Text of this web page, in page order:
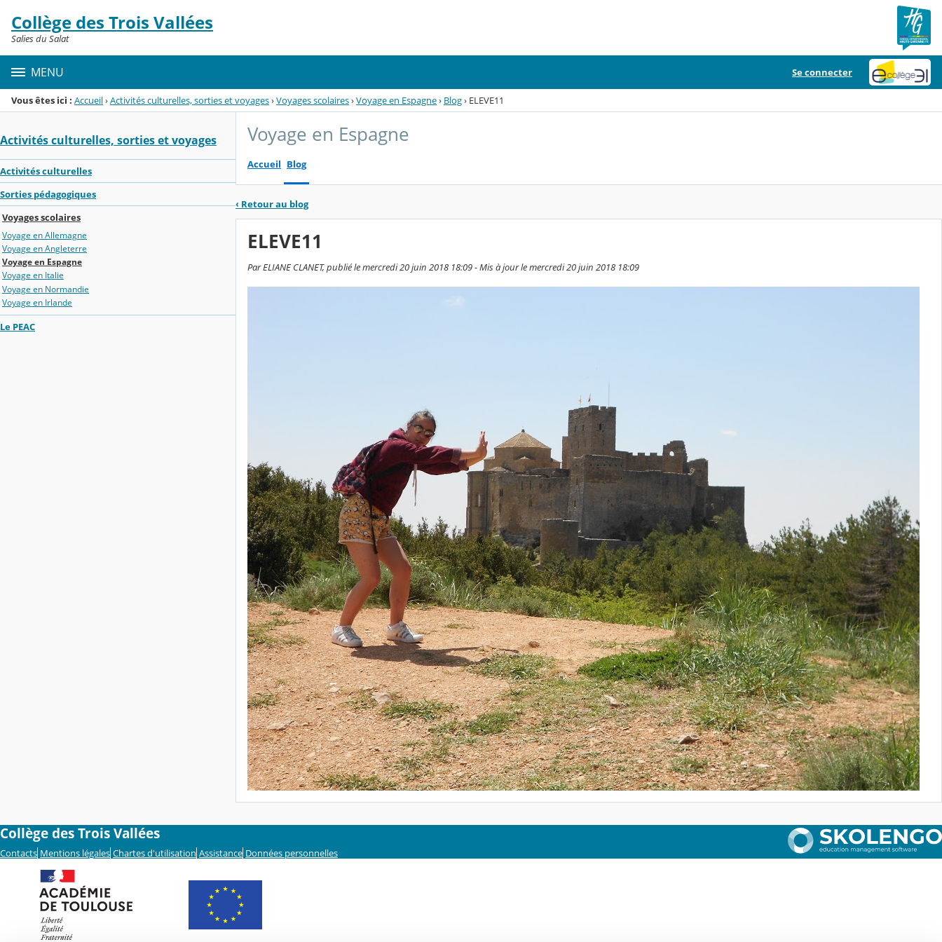
Menu de la rubrique
Contenu
Collège des Trois Vallées
Salies du Salat
MENU Se connecter
Vous êtes ici : Accueil›Activités culturelles, sorties et voyages›Voyages scolaires›Voyage en Espagne› Blog› ELEVE11
Activités culturelles, sorties et voyages
Activités culturelles
Sorties pédagogiques
Voyages scolaires
Voyage en Allemagne
Voyage en Angleterre
Voyage en Espagne
Voyage en Italie
Voyage en Normandie
Voyage en Irlande
Le PEAC
Voyage en Espagne
Accueil Blog
‹ Retour au blog
ELEVE11
Par ELIANE CLANET, publié le mercredi 20 juin 2018 18:09 - Mis à jour le mercredi 20 juin 2018 18:09
Collège des Trois Vallées
Contacts Mentions légales Chartes d'utilisation Assistance Données personnelles